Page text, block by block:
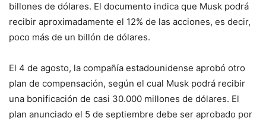
billones de dólares. El documento indica que Musk podrá
recibir aproximadamente el 12% de las acciones, es decir,
poco más de un billón de dólares.
El 4 de agosto, la compañía estadounidense aprobó otro
plan de compensación, según el cual Musk podrá recibir
una bonificación de casi 30.000 millones de dólares. El
plan anunciado el 5 de septiembre debe ser aprobado por